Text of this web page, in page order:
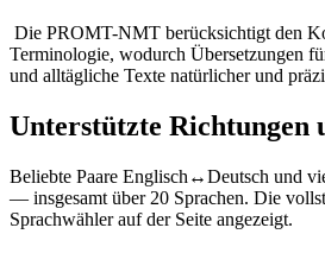
Die PROMT-NMT berücksichtigt den
Terminologie, wodurch Übersetzungen
und alltägliche Texte natürlicher und
Unterstützte Richtungen
Beliebte Paare Englisch↔Deutsch und
— insgesamt über 20 Sprachen. Die
Sprachwähler auf der Seite angezeigt.